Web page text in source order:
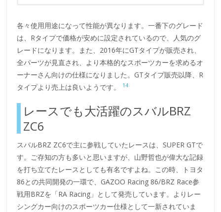
各々使用用途になって性能が異なります。一番下のグレード
は、Rタイプで価格が安めに設定されているので、人気のグ
レードになります。また、2016年にGTタイプが販売され、
全パーツが見直され、より本格的なスポーツカーを求めるオ
ーナーさん向けの仕様になりました。GTタイプ販売以降、R
タイプより売上は良いようです。
14
レースでも大活躍のスバルBRZ
ZC6
スバルBRZ ZC6で主に参戦していたレースは、SUPER GTで
す。ご存知の方も多いと思いますが、山野哲也が偉大な記録
を打ち立てたレースとしても有名ですよね。この時、トヨタ
86との共同開発の一環で、GAZOO Racing 86/BRZ Race参
戦用BRZを「RA Racing」として発売しています。よりレー
シングカー向けのスポーツカー仕様として一新されていま